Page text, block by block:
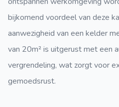
bijkomend voordeel van deze
aanwezigheid van een kelder
van 20m² is uitgerust met een
vergrendeling, wat zorgt voor
gemoedsrust.